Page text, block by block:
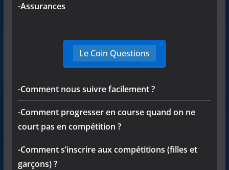
-Assurances
Le Coin Questions
-Comment nous suivre facilement ?
-Comment progresser en course quand on ne
court pas en compétition ?
-Comment s’inscrire aux compétitions (filles et
garçons) ?